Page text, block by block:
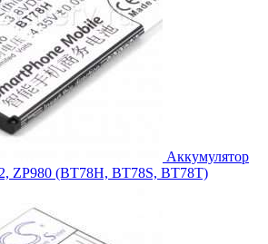
Аккумулятор
ZP980 (BT78H, BT78S, BT78T)